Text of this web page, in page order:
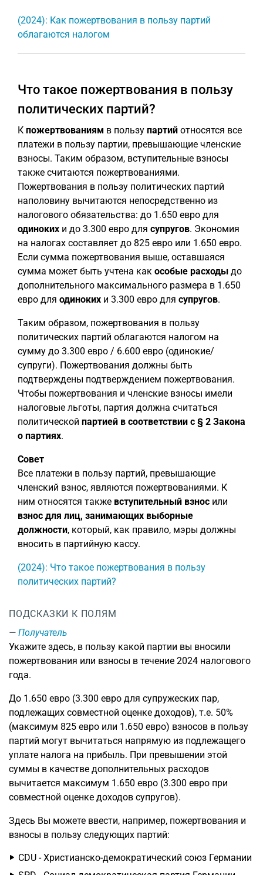
(2024): Как пожертвования в пользу партий
облагаются налогом
Что такое пожертвования в пользу
политических партий?
К пожертвованиям в пользу партий относятся все
платежи в пользу партии, превышающие членские
взносы. Таким образом, вступительные взносы
также считаются пожертвованиями.
Пожертвования в пользу политических партий
наполовину вычитаются непосредственно из
налогового обязательства: до 1.650 евро для
одиноких и до 3.300 евро для супругов. Экономия
на налогах составляет до 825 евро или 1.650 евро.
Если сумма пожертвования выше, оставшаяся
сумма может быть учтена как особые расходы до
дополнительного максимального размера в 1.650
евро для одиноких и 3.300 евро для супругов.
Таким образом, пожертвования в пользу
политических партий облагаются налогом на
сумму до 3.300 евро / 6.600 евро (одинокие/
супруги). Пожертвования должны быть
подтверждены подтверждением пожертвования.
Чтобы пожертвования и членские взносы имели
налоговые льготы, партия должна считаться
политической партией в соответствии с § 2 Закона
о партиях.
Совет
Все платежи в пользу партий, превышающие
членский взнос, являются пожертвованиями. К
ним относятся также вступительный взнос или
взнос для лиц, занимающих выборные
должности, который, как правило, мэры должны
вносить в партийную кассу.
(2024): Что такое пожертвования в пользу
политических партий?
ПОДСКАЗКИ К ПОЛЯМ
Получатель
Укажите здесь, в пользу какой партии вы вносили
пожертвования или взносы в течение 2024 налогового
года.
До 1.650 евро (3.300 евро для супружеских пар,
подлежащих совместной оценке доходов), т.е. 50%
(максимум 825 евро или 1.650 евро) взносов в пользу
партий могут вычитаться напрямую из подлежащего
уплате налога на прибыль. При превышении этой
суммы в качестве дополнительных расходов
вычитается максимум 1.650 евро (3.300 евро при
совместной оценке доходов супругов).
Здесь Вы можете ввести, например, пожертвования и
взносы в пользу следующих партий:
CDU - Христианско-демократический союз Германии